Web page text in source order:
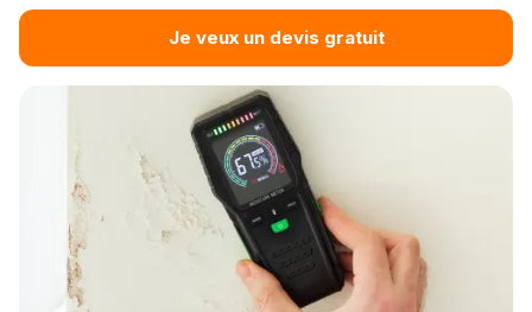
Je veux un devis gratuit